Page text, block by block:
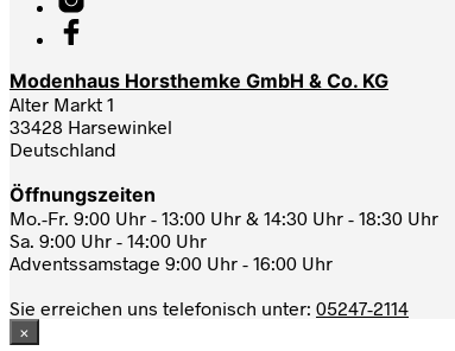
Modenhaus Horsthemke GmbH & Co. KG
Alter Markt 1
33428 Harsewinkel
Deutschland
Öffnungszeiten
Mo.-Fr. 9:00 Uhr - 13:00 Uhr & 14:30 Uhr - 18:30 Uhr
Sa. 9:00 Uhr - 14:00 Uhr
Adventssamstage 9:00 Uhr - 16:00 Uhr
Sie erreichen uns telefonisch unter: 05247-2114
×